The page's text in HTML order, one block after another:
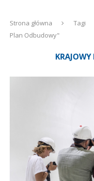
Strona główna Tagi
Plan Odbudowy"